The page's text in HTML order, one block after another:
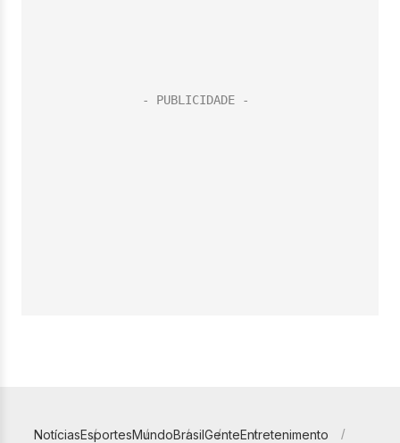
NotíciasEsportesMundoBrasilGenteEntretenimento